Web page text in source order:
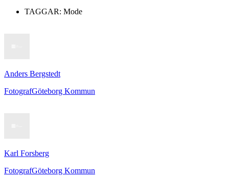
TAGGAR: Mode
Anders Bergstedt
FotografGöteborg Kommun
Karl Forsberg
FotografGöteborg Kommun